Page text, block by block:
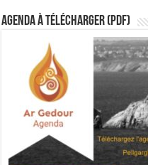
Agenda à télécharger (PDF)